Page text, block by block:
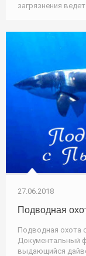
загрязнения
27.06.2018
Подводная
Подводная охота
Документальный
выдающийся